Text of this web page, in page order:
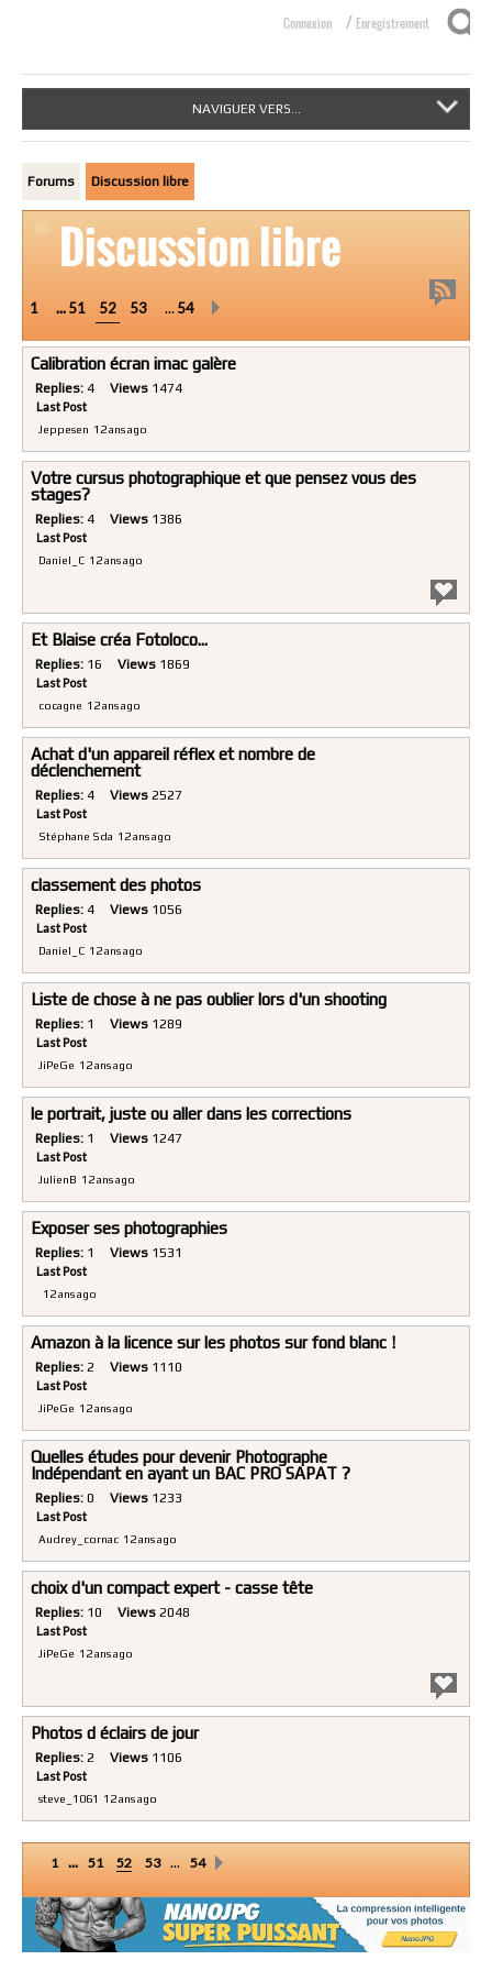
Connexion / Enregistrement
NAVIGUER VERS...
Forums Discussion libre
Discussion libre
1 ...51 52 53 … 54
Calibration écran imac galère
Replies: 4 Views 1474
Last Post
Jeppesen 12 ans ago
Votre cursus photographique et que pensez vous des
stages?
Replies: 4 Views 1386
Last Post
Daniel_C 12 ans ago
Et Blaise créa Fotoloco...
Replies: 16 Views 1869
Last Post
cocagne 12 ans ago
Achat d'un appareil réflex et nombre de
déclenchement
Replies: 4 Views 2527
Last Post
Stéphane Sda 12 ans ago
classement des photos
Replies: 4 Views 1056
Last Post
Daniel_C 12 ans ago
Liste de chose à ne pas oublier lors d'un shooting
Replies: 1 Views 1289
Last Post
JiPeGe 12 ans ago
le portrait, juste ou aller dans les corrections
Replies: 1 Views 1247
Last Post
JulienB 12 ans ago
Exposer ses photographies
Replies: 1 Views 1531
Last Post
12 ans ago
Amazon à la licence sur les photos sur fond blanc !
Replies: 2 Views 1110
Last Post
JiPeGe 12 ans ago
Quelles études pour devenir Photographe
Indépendant en ayant un BAC PRO SAPAT ?
Replies: 0 Views 1233
Last Post
Audrey_cornac 12 ans ago
choix d'un compact expert - casse tête
Replies: 10 Views 2048
Last Post
JiPeGe 12 ans ago
Photos d éclairs de jour
Replies: 2 Views 1106
Last Post
steve_1061 12 ans ago
1 ... 51 52 53 … 54